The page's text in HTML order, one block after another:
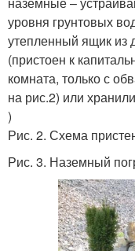
уровня грунтовых
утепленный ящик из
(пристоен к
комната, только с
на рис.2) или
)
Рис. 2. Схема
Рис. 3. Наземный